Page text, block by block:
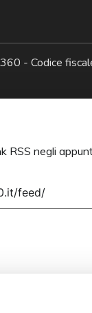
- Codice
RSS negli